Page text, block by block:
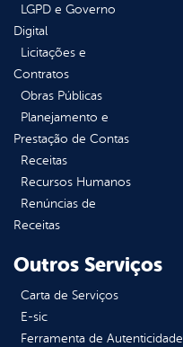
LGPD e Governo
Digital
Licitações e
Contratos
Obras Públicas
Planejamento e
Prestação de Contas
Receitas
Recursos Humanos
Renúncias de
Receitas
Outros Serviços
Carta de Serviços
E-sic
Ferramenta de Autenticidade